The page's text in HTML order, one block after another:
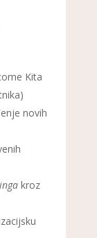
Kita
novih
kroz